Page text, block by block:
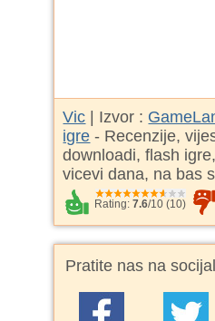
Vic | Izvor :
igre - Recenzije,
downloadi, flash
vicevi dana, na bas
Rating:7.6/10 (10)
Pratite nas na